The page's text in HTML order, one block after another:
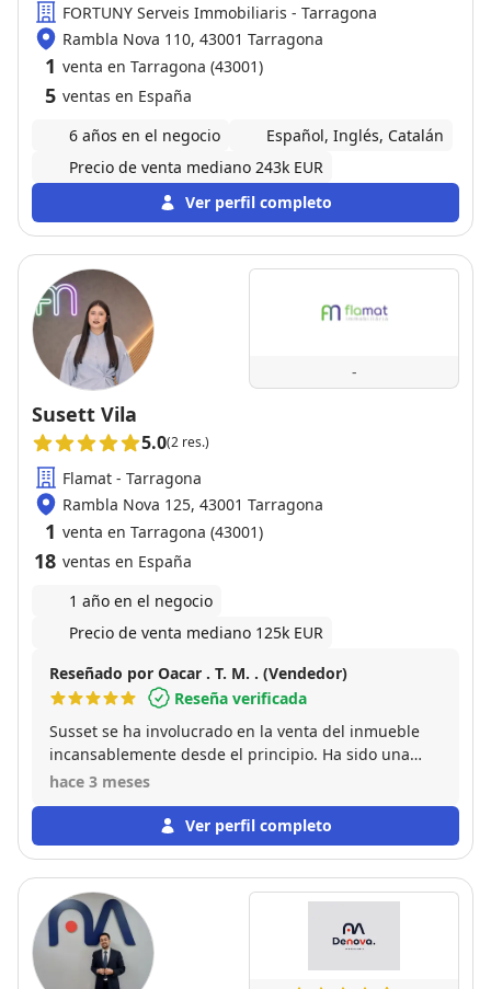
FORTUNY Serveis Immobiliaris - Tarragona
Rambla Nova 110, 43001 Tarragona
1 venta en Tarragona (43001)
5 ventas en España
6 años en el negocio
Español, Inglés, Catalán
Precio de venta mediano 243k EUR
Ver perfil completo
-
Susett Vila
5.0(2 res.)
Flamat - Tarragona
Rambla Nova 125, 43001 Tarragona
1 venta en Tarragona (43001)
18 ventas en España
1 año en el negocio
Precio de venta mediano 125k EUR
Reseñado por Oacar . T. M. . (Vendedor)
Reseña verificada
Susset se ha involucrado en la venta del inmueble
incansablemente desde el principio. Ha sido una
venta en la que yo no he tenido que hacer mucho ya
hace 3 meses
Ver perfil completo